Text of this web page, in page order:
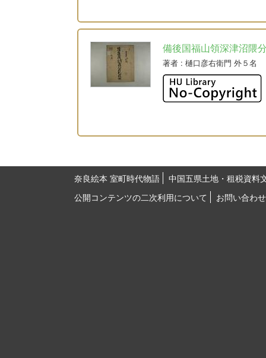
備後国福山領深津沼隈
著者 : 樋口彦右衛門 外５名
奈良絵本 室町時代物語
中国五県土地・租税資料
公開コンテンツの二次利用について
お問い合わせ